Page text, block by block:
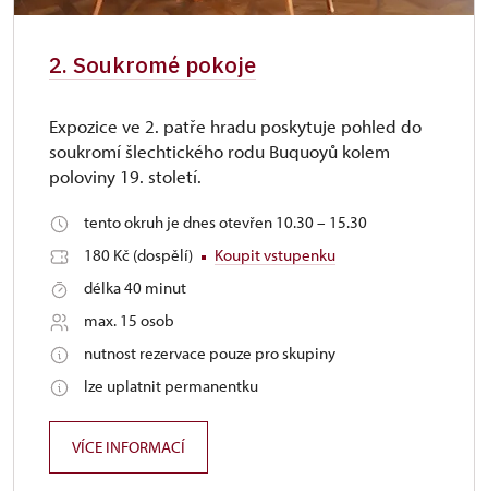
2. Soukromé pokoje
Expozice ve 2. patře hradu poskytuje pohled do
soukromí šlechtického rodu Buquoyů kolem
poloviny 19. století.
tento okruh je dnes otevřen 10.30 – 15.30
180 Kč (dospělí)
Koupit vstupenku
délka 40 minut
max. 15 osob
nutnost rezervace pouze pro skupiny
lze uplatnit permanentku
VÍCE INFORMACÍ